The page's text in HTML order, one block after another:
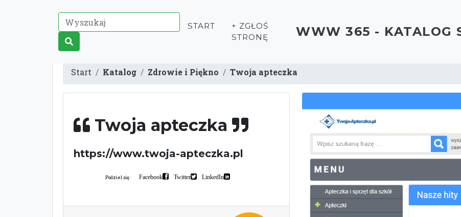
START
+ ZGŁOŚ
STRONĘ
WWW 365 - KATALOG
Start Katalog Zdrowie i Piękno Twoja apteczka
Twoja apteczka
https://www.twoja-apteczka.pl
Podziel się: Facebook Twitter LinkedIn